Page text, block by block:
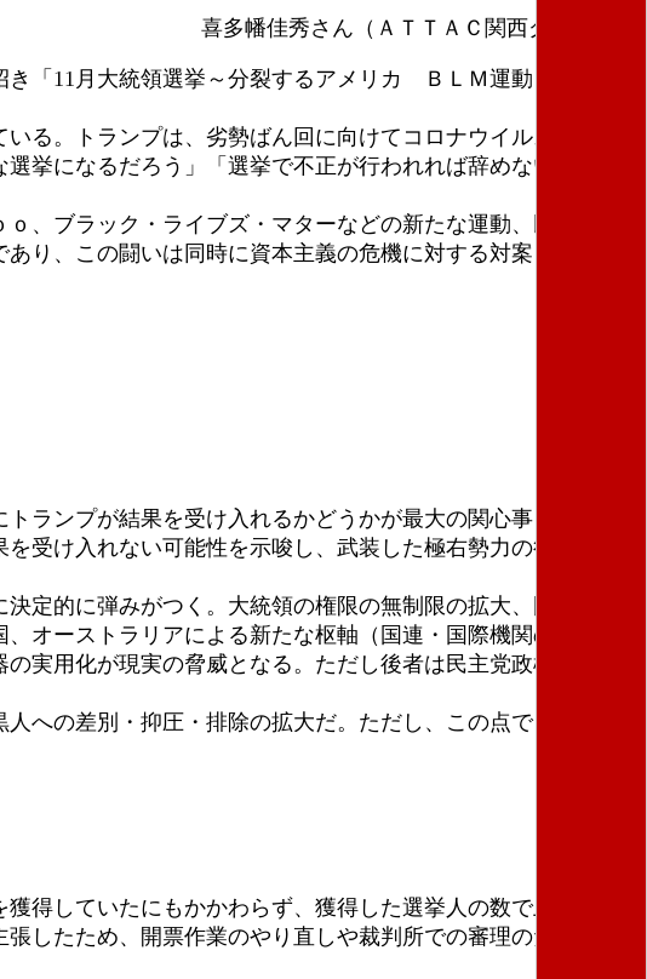
喜多幡佳秀さん（ＡＴＴＡＣ関西グループ）
「11月大統領選挙～分裂するアメリカ ＢＬＭ運動と社会運
る。トランプは、劣勢ばん回に向けてコロナウイルス対策に
挙になるだろう」「選挙で不正が行われれば辞めない」と言
、ブラック・ライブズ・マターなどの新たな運動、民主党内
り、この闘いは同時に資本主義の危機に対する対案を掲げる
ランプが結果を受け入れるかどうかが最大の関心事となって
受け入れない可能性を示唆し、武装した極右勢力の行動を容
定的に弾みがつく。大統領の権限の無制限の拡大、国際社会
オーストラリアによる新たな枢軸（国連・国際機関の空洞
実用化が現実の脅威となる。ただし後者は民主党政権の時代
への差別・抑圧・排除の拡大だ。ただし、この点でも民主党
得していたにもかかわらず、獲得した選挙人の数で上回るト
したため、開票作業のやり直しや裁判所での審理のため三五